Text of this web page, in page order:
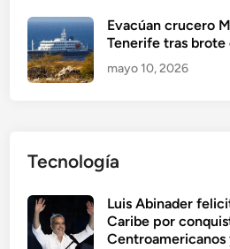
Evacúan crucero
Tenerife tras brote
mayo 10, 2026
Tecnología
Luis Abinader
Caribe por
Centroamericanos